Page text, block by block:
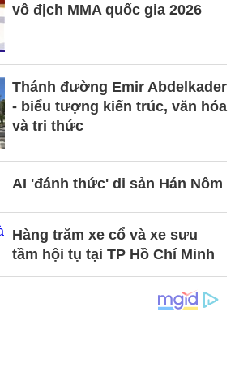
vô địch MMA quốc gia 2026
Thánh đường Emir Abdelkader
- biểu tượng kiến trúc, văn hóa
và tri thức
AI 'đánh thức' di sản Hán Nôm
Hàng trăm xe cổ và xe sưu
tầm hội tụ tại TP Hồ Chí Minh